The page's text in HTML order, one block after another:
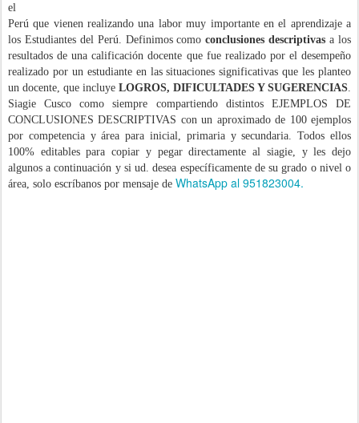
el
Perú que vienen realizando una labor muy importante en el aprendizaje a
los Estudiantes del Perú. Definimos comoconclusiones descriptivas a los
resultados de una calificación docente que fue realizado por el desempeño
realizado por un estudiante en las situaciones significativas que les planteo
un docente, que incluye LOGROS, DIFICULTADES Y SUGERENCIAS
Siagie Cusco como siempre compartiendo distintos EJEMPLOS DE
CONCLUSIONES DESCRIPTIVAS con un aproximado de 100 ejemplos
por competencia y área para inicial, primaria y secundaria. Todos ellos
100% editables para copiar y pegar directamente al siagie, y les dejo
algunos a continuación y si ud. desea específicamente de su grado o nivel o
área, solo escríbanos por mensaje de WhatsApp al 951823004.